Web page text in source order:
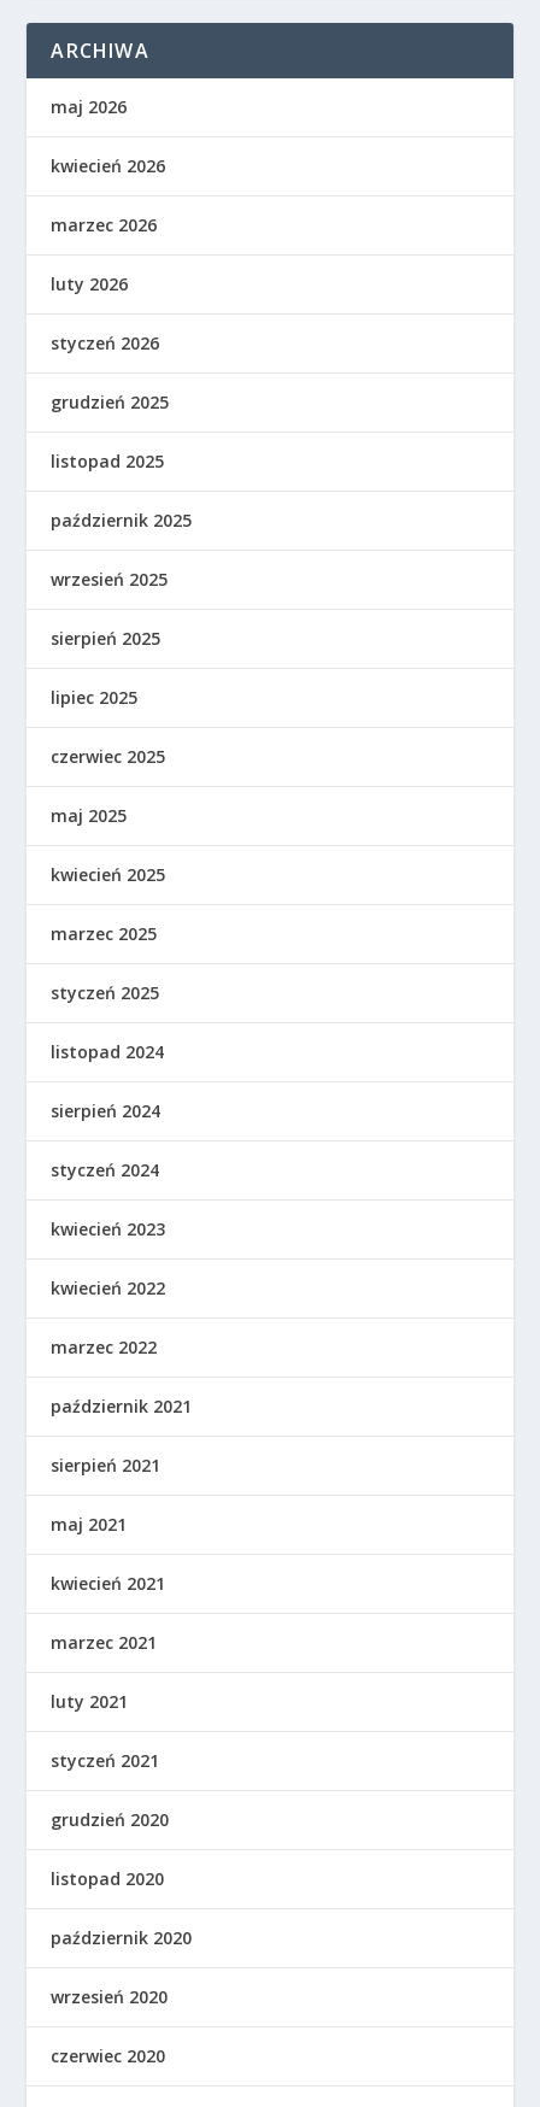
ARCHIWA
maj 2026
kwiecień 2026
marzec 2026
luty 2026
styczeń 2026
grudzień 2025
listopad 2025
październik 2025
wrzesień 2025
sierpień 2025
lipiec 2025
czerwiec 2025
maj 2025
kwiecień 2025
marzec 2025
styczeń 2025
listopad 2024
sierpień 2024
styczeń 2024
kwiecień 2023
kwiecień 2022
marzec 2022
październik 2021
sierpień 2021
maj 2021
kwiecień 2021
marzec 2021
luty 2021
styczeń 2021
grudzień 2020
listopad 2020
październik 2020
wrzesień 2020
czerwiec 2020